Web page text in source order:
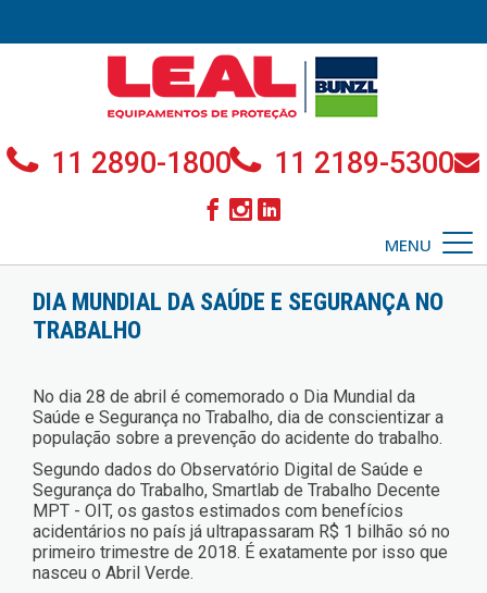
11 2890-1800 11 2189-5300
MENU
DIA MUNDIAL DA SAÚDE E SEGURANÇA NO
TRABALHO
No dia 28 de abril é comemorado o Dia Mundial da
Saúde e Segurança no Trabalho, dia de conscientizar a
população sobre a prevenção do acidente do trabalho.
Segundo dados do Observatório Digital de Saúde e
Segurança do Trabalho, Smartlab de Trabalho Decente
MPT - OIT, os gastos estimados com benefícios
acidentários no país já ultrapassaram R$ 1 bilhão só no
primeiro trimestre de 2018. É exatamente por isso que
nasceu o Abril Verde.